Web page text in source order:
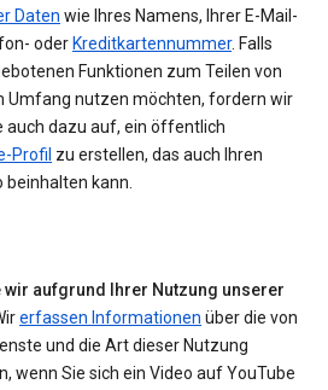
Daten wie Ihres Namens, Ihrer E-Mail-
oder Kreditkartennummer. Falls
Funktionen zum Teilen von
Umfang nutzen möchten, fordern wir
auch dazu auf, ein öffentlich
Profil zu erstellen, das auch Ihren
beinhalten kann.
wir aufgrund Ihrer Nutzung unserer
erfassen Informationen über die von
und die Art dieser Nutzung
wenn Sie sich ein Video auf YouTube